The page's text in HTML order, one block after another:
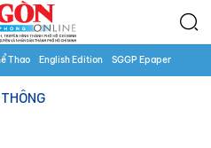
Thao English Edition SGGP Epaper